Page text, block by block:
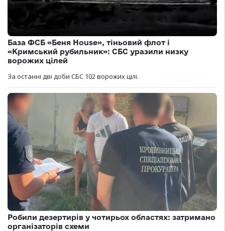
База ФСБ «Беня House», тіньовий флот і
«Кримський рубильник»: СБС уразили низку
ворожих цілей
За останні дві доби СБС 102 ворожих цілі.
Робили дезертирів у чотирьох областях: затримано
організаторів схеми